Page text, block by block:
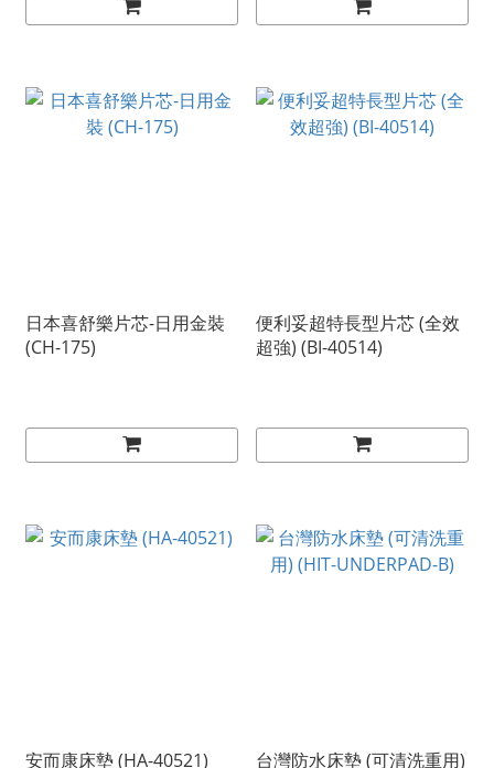
日本喜舒樂片芯-日用金裝
(CH-175)
便利妥超特長型片芯 (全效
超強) (BI-40514)
安而康床墊 (HA-40521)
台灣防水床墊 (可清洗重用)